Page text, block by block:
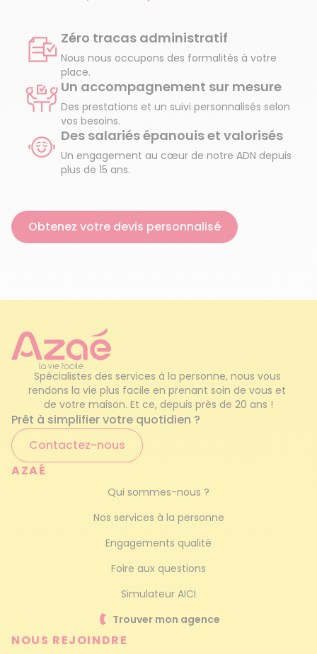
Zéro tracas administratif
Nous nous occupons des formalités à votre
place.
Un accompagnement sur mesure
Des prestations et un suivi personnalisés selon
vos besoins.
Des salariés épanouis et valorisés
Un engagement au cœur de notre ADN depuis
plus de 15 ans.
Obtenez votre devis personnalisé
Spécialistes des services à la personne, nous vous
rendons la vie plus facile en prenant soin de vous et
de votre maison. Et ce, depuis près de 20 ans !
Prêt à simplifier votre quotidien ?
Contactez-nous
AZAÉ
Qui sommes-nous ?
Nos services à la personne
Engagements qualité
Foire aux questions
Simulateur AICI
Trouver mon agence
NOUS REJOINDRE